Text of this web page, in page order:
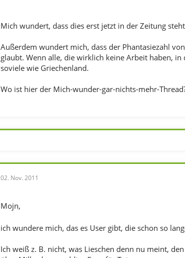
Mich wundert, dass dies erst jetzt in der Zeitung
Außerdem wundert mich, dass der Phantasiezahl
glaubt. Wenn alle, die wirklich keine Arbeit haben,
soviele wie Griechenland.
Wo ist hier der Mich-wunder-gar-nichts-mehr-
02. Nov. 2011
Mojn,
ich wundere mich, das es User gibt, die schon so
Ich weiß z. B. nicht, was Lieschen denn nu meint,